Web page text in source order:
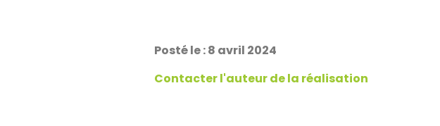
PDM Yoloxalis
67590
Posté le : 8 avril 2024
Contacter l'auteur de la réalisation